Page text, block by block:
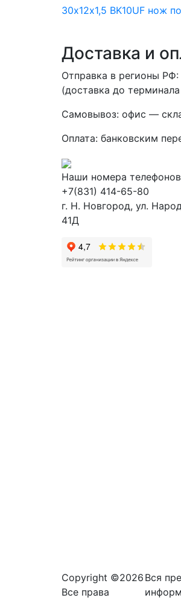
30х12х1,5 BK10UF нож
Доставка и
Отправка в регионы
(доставка до
Самовывоз: офис —
Оплата: банковским
Наши номера
+7(831) 414-65-80
г. Н. Новгород, ул.
41Д
Copyright ©2026
Вcе права
Вся